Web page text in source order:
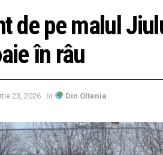
de pe malul
în râu
23, 2026 in Din Oltenia